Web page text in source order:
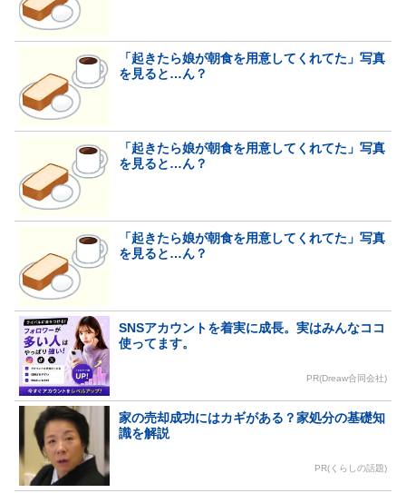
「起きたら娘が朝食を用意してくれてた」写真
を見ると…ん？
「起きたら娘が朝食を用意してくれてた」写真
を見ると…ん？
「起きたら娘が朝食を用意してくれてた」写真
を見ると…ん？
SNSアカウントを着実に成長。実はみんなココ
使ってます。
PR(Dreaw合同会社)
家の売却成功にはカギがある？家処分の基礎知
識を解説
PR(くらしの話題)